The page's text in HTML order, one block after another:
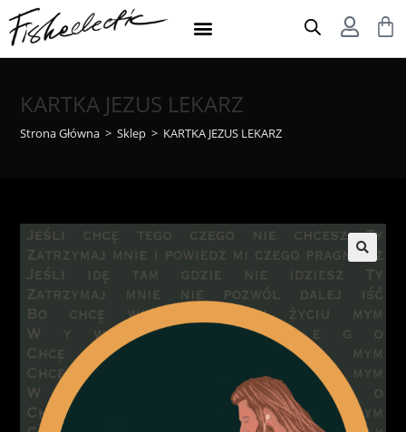
KARTKA JEZUS LEKARZ
Strona Główna > Sklep > KARTKA JEZUS LEKARZ
🔍